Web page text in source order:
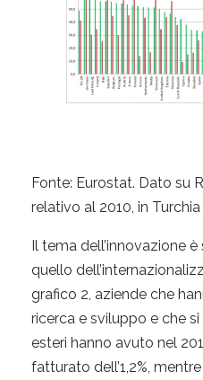
Fonte: Eurostat. Dato su
relativo al 2010, in Turchia
Il tema dell’innovazione
quello
grafico 2, aziende che
ricerca e sviluppo e che
esteri hanno avuto nel
fatturato dell’1,2%,